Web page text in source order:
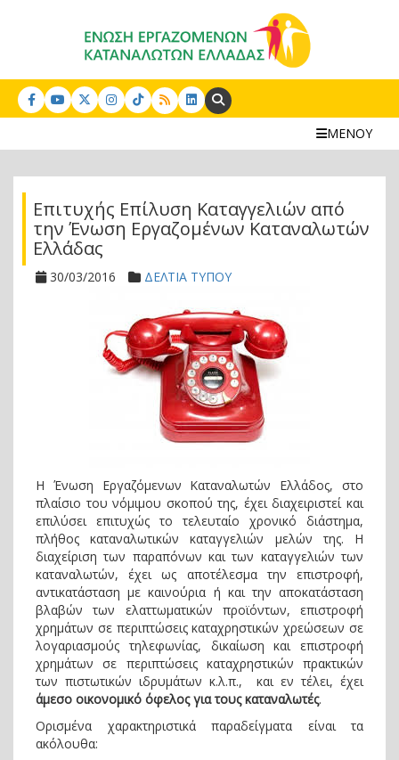
Search:
ΜΕΝΟΥ
Επιτυχής Επίλυση Καταγγελιών από
την Ένωση Εργαζομένων Καταναλωτών
Ελλάδας
30/03/2016 ΔΕΛΤΙΑ ΤΥΠΟΥ
Η Ένωση Εργαζόμενων Καταναλωτών Ελλάδος, στο
πλαίσιο του νόμιμου σκοπού της, έχει διαχειριστεί και
επιλύσει επιτυχώς το τελευταίο χρονικό διάστημα,
πλήθος καταναλωτικών καταγγελιών μελών της. Η
διαχείριση των παραπόνων και των καταγγελιών των
καταναλωτών, έχει ως αποτέλεσμα την επιστροφή,
αντικατάσταση με καινούρια ή και την αποκατάσταση
βλαβών των ελαττωματικών προϊόντων, επιστροφή
χρημάτων σε περιπτώσεις καταχρηστικών χρεώσεων σε
λογαριασμούς τηλεφωνίας, δικαίωση και επιστροφή
χρημάτων σε περιπτώσεις καταχρηστικών πρακτικών
των πιστωτικών ιδρυμάτων κ.λ.π., και εν τέλει, έχει
άμεσο οικονομικό όφελος για τους καταναλωτές.
Ορισμένα χαρακτηριστικά παραδείγματα είναι τα
ακόλουθα: